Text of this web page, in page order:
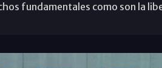
fundamentales como son la